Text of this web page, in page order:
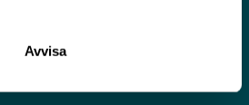
Avvisa